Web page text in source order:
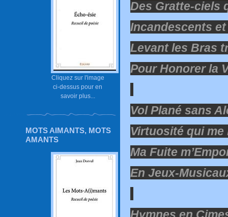
Cliquez sur l'image
ci-dessus pour en
savoir plus...
MOTS AIMANTS, MOTS
AMANTS
Des Gratte-ciels
Incandescents
Levant les Bras
Pour Honorer la
Vol Plané sans
Virtuosité qui me
Ma Fuite
En Jeux-